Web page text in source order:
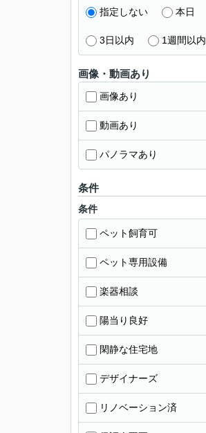
指定しない 本日
3日以内 1週間以内
画像・動画あり
画像あり
動画あり
パノラマあり
条件
条件
ペット飼育可
ペット専用設備
楽器相談
陽当り良好
閑静な住宅地
デザイナーズ
リノベーション済